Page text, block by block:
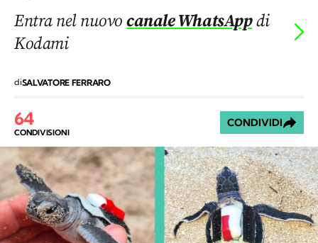
Entra nel nuovocanale WhatsAppdi
Kodami
diSALVATORE FERRARO
64
CONDIVISIONI
CONDIVIDI